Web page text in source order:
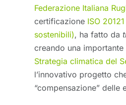
Federazione Italiana
certificazione ISO
sostenibili), ha fatto da
creando una
Strategia climatica del
l’innovativo progetto
“compensazione” delle